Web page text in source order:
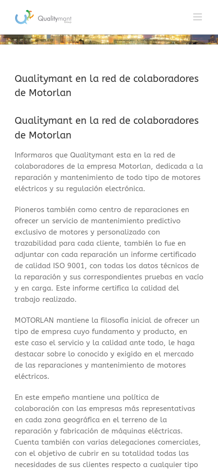
contenido
Qualitymant en la red de colaboradores
de Motorlan
Qualitymant en la red de colaboradores
de Motorlan
Informaros que Qualitymant esta en la red de
colaboradores de la empresa Motorlan, dedicada a la
reparación y mantenimiento de todo tipo de motores
eléctricos y su regulación electrónica.
Pioneros también como centro de reparaciones en
ofrecer un servicio de mantenimiento predictivo
exclusivo de motores y personalizado con
trazabilidad para cada cliente, también lo fue en
adjuntar con cada reparación un informe certificado
de calidad ISO 9001, con todas los datos técnicos de
la reparación y sus correspondientes pruebas en vacío
y en carga. Este informe certifica la calidad del
trabajo realizado.
MOTORLAN mantiene la filosofía inicial de ofrecer un
tipo de empresa cuyo fundamento y producto, en
este caso el servicio y la calidad ante todo, le haga
destacar sobre lo conocido y exigido en el mercado
de las reparaciones y mantenimiento de motores
eléctricos.
En este empeño mantiene una política de
colaboración con las empresas más representativas
en cada zona geográfica en el terreno de la
reparación y fabricación de máquinas eléctricas.
Cuenta también con varias delegaciones comerciales,
con el objetivo de cubrir en su totalidad todas las
necesidades de sus clientes respecto a cualquier tipo